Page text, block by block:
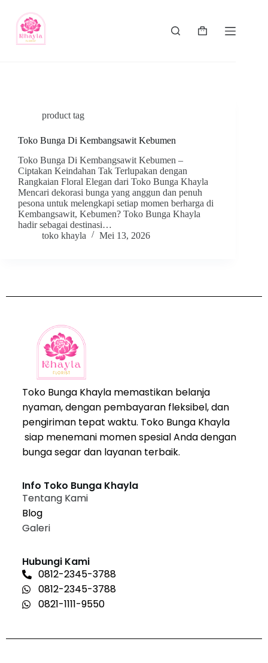
product tag
Toko Bunga Di Kembangsawit Kebumen
Toko Bunga Di Kembangsawit Kebumen –
Ciptakan Keindahan Tak Terlupakan dengan
Rangkaian Floral Elegan dari Toko Bunga Khayla
Mencari dekorasi bunga yang anggun dan penuh
pesona untuk melengkapi setiap momen berharga di
Kembangsawit, Kebumen? Toko Bunga Khayla
hadir sebagai destinasi…
toko khayla
Mei 13, 2026
Toko Bunga Khayla memastikan belanja
nyaman, dengan pembayaran fleksibel, dan
pengiriman tepat waktu. Toko Bunga Khayla
siap menemani momen spesial Anda dengan
bunga segar dan layanan terbaik.
Info Toko Bunga Khayla
Tentang Kami
Blog
Galeri
Hubungi Kami
0812-2345-3788
0812-2345-3788
0821-1111-9550